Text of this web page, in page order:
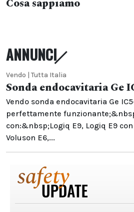
Cosa sappiamo
ANNUNCI
Vendo | Tutta Italia
Sonda endocavitaria Ge
Vendo sonda endocavitaria Ge
perfettamente
con:&nbsp;Logiq E9, Logiq E9
Voluson E6,...